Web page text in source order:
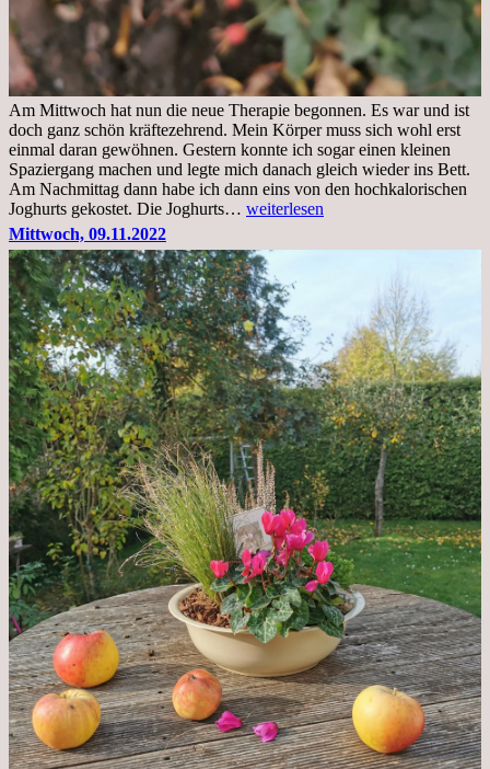
Am Mittwoch hat nun die neue Therapie begonnen. Es war und ist
doch ganz schön kräftezehrend. Mein Körper muss sich wohl erst
einmal daran gewöhnen. Gestern konnte ich sogar einen kleinen
Spaziergang machen und legte mich danach gleich wieder ins Bett.
Am Nachmittag dann habe ich dann eins von den hochkalorischen
Joghurts gekostet. Die Joghurts… Freitag,
Therapie
Beginn
gut
überstanden
weiterlesen
Mittwoch, 09.11.2022